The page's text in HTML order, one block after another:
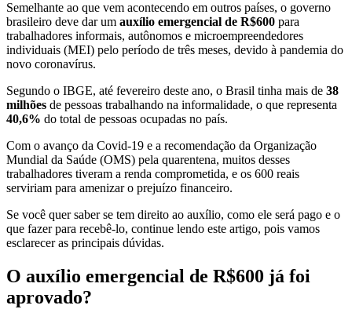
Semelhante ao que vem acontecendo em outros países, o governo
brasileiro deve dar um auxílio emergencial de R$600 para
trabalhadores informais, autônomos e microempreendedores
individuais (MEI) pelo período de três meses, devido à pandemia do
novo coronavírus.
Segundo o IBGE, até fevereiro deste ano, o Brasil tinha mais de 38
milhões de pessoas trabalhando na informalidade, o que representa
40,6% do total de pessoas ocupadas no país.
Com o avanço da Covid-19 e a recomendação da Organização
Mundial da Saúde (OMS) pela quarentena, muitos desses
trabalhadores tiveram a renda comprometida, e os 600 reais
serviriam para amenizar o prejuízo financeiro.
Se você quer saber se tem direito ao auxílio, como ele será pago e o
que fazer para recebê-lo, continue lendo este artigo, pois vamos
esclarecer as principais dúvidas.
O auxílio emergencial de R$600 já foi
aprovado?